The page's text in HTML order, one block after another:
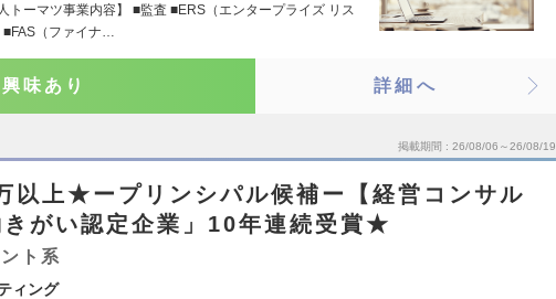
トーマツ事業内容】 ■監査 ■ERS（エンタープライズ リス
■FAS（ファイナ…
興味あり 詳細へ
掲載期間 26/08/06～26/08/19
以上★ープリンシパル候補ー【経営コンサル
がい認定企業」10年連続受賞★
ト系
ィング